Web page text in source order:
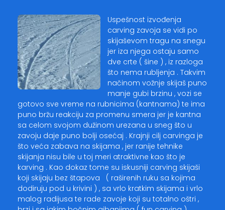
Uspešnost izvođenja
carving zavoja se vidi po
skijaševom tragu na snegu
jer iza njega ostaju samo
dve crte ( šine ) , iz razloga
što nema rubljenja . Takvim
načinom vožnje skijaš puno
manje gubi brzinu , vozi se
gotovo sve vreme na rubnicima (kantnama) te ima
puno bržu reakciju za promenu smera jer je kantna
sa celom svojom dužinom urezana u sneg što u
zavoju daje puno bolji osećaj . Krajnji cilj carvinga je
što veća zabava na skijama , jer ranije tehnike
skijanja nisu bile u toj meri atraktivne kao što je
karving . Kao dokaz tome su iskusniji carving skijaši
koji skijaju bez štapova ( raširenih ruku sa kojima
dodiruju pod u krivini ) , sa vrlo kratkim skijama i vrlo
malog radijusa te rade zavoje koji su totalno oštri ,